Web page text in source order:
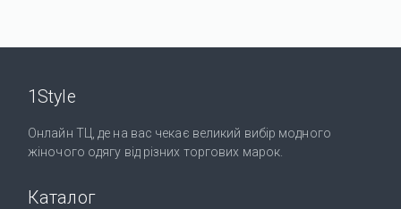
1Style
Онлайн ТЦ, де на вас чекає великий вибір модного
жіночого одягу від різних торгових марок.
Каталог